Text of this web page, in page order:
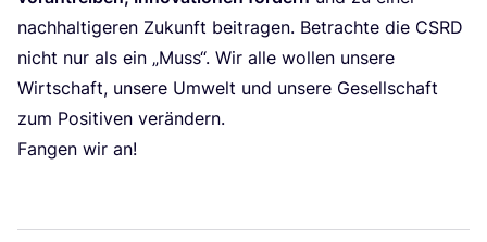
nach­hal­ti­ge­ren Zukunft bei­tra­gen. Betrach­te die CSRD
nicht nur als ein „Muss“. Wir alle wol­len unse­re
Wirt­schaft, unse­re Umwelt und unse­re Gesell­schaft
zum Posi­ti­ven verändern.
Fan­gen wir an!